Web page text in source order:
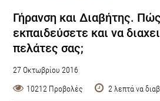
Γήρανση και Διαβήτης.
εκπαιδεύσετε και να
πελάτες σας;
27 Οκτωβρίου 2016
10212 Προβολές
2 λεπτά να